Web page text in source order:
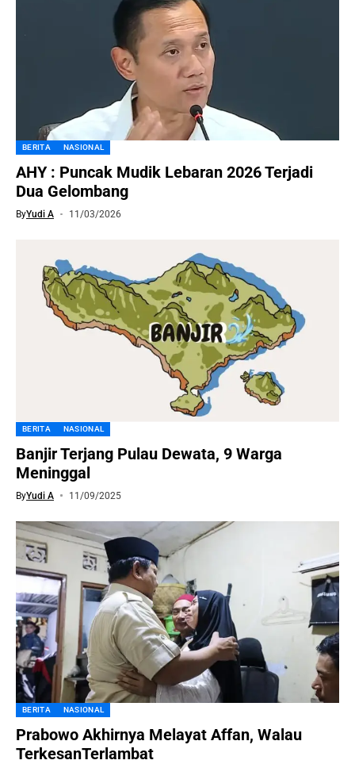
BERITA NASIONAL
AHY : Puncak Mudik Lebaran 2026 Terjadi
Dua Gelombang
ByYudi A 11/03/2026
BERITA NASIONAL
Banjir Terjang Pulau Dewata, 9 Warga
Meninggal
ByYudi A 11/09/2025
BERITA NASIONAL
Prabowo Akhirnya Melayat Affan, Walau
TerkesanTerlambat